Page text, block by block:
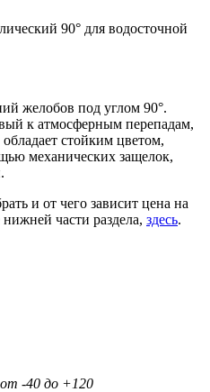
90° для водосточной
желобов под углом 90°.
к атмосферным перепадам,
стойким цветом,
механических защелок,
и от чего зависит цена на
части раздела, здесь.
от -40 до +120